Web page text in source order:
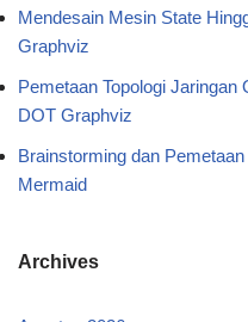
Mendesain Mesin State
Graphviz
Pemetaan Topologi
DOT Graphviz
Brainstorming dan
Mermaid
Archives